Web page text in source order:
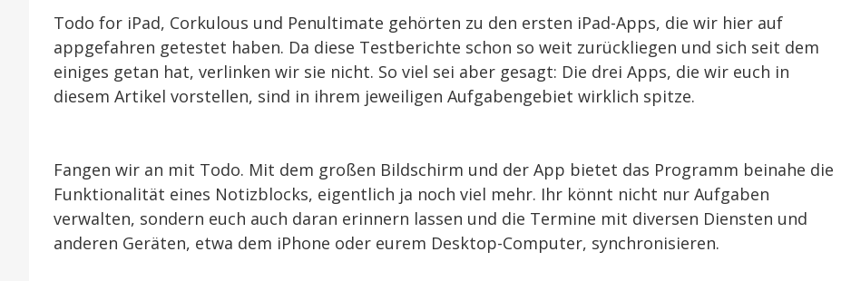
Todo for iPad, Corkulous und Penultimate gehörten zu den ersten iPad-Apps, die wir hier auf
appgefahren getestet haben. Da diese Testberichte schon so weit zurückliegen und sich seit dem
einiges getan hat, verlinken wir sie nicht. So viel sei aber gesagt: Die drei Apps, die wir euch in
diesem Artikel vorstellen, sind in ihrem jeweiligen Aufgabengebiet wirklich spitze.
Fangen wir an mit Todo. Mit dem großen Bildschirm und der App bietet das Programm beinahe die
Funktionalität eines Notizblocks, eigentlich ja noch viel mehr. Ihr könnt nicht nur Aufgaben
verwalten, sondern euch auch daran erinnern lassen und die Termine mit diversen Diensten und
anderen Geräten, etwa dem iPhone oder eurem Desktop-Computer, synchronisieren.